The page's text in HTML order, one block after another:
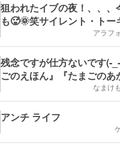
狙われたイブの夜！、、、
も🥵🌞笑サイレント・トー
アラフ
残念ですが仕方ないです(-
ごのえほん』『たまごのあ
なまけ
アンチ ライフ